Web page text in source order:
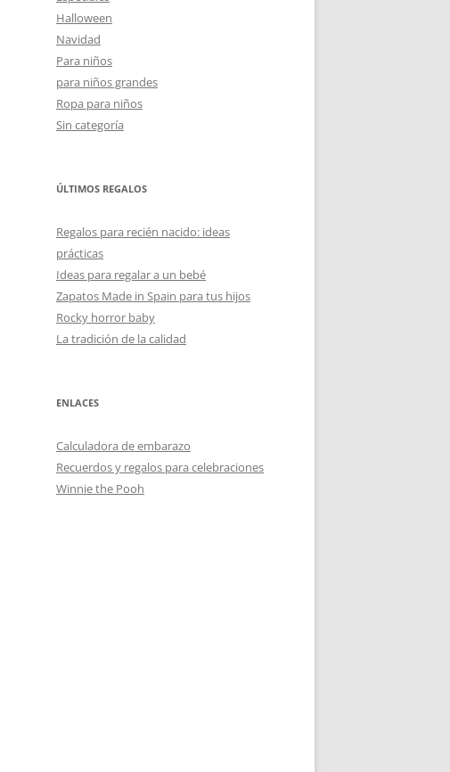
Halloween
Navidad
Para niños
para niños grandes
Ropa para niños
Sin categoría
ÚLTIMOS REGALOS
Regalos para recién nacido: ideas
prácticas
Ideas para regalar a un bebé
Zapatos Made in Spain para tus hijos
Rocky horror baby
La tradición de la calidad
ENLACES
Calculadora de embarazo
Recuerdos y regalos para celebraciones
Winnie the Pooh